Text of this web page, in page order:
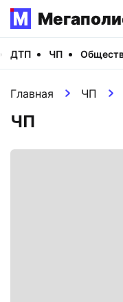
ДТП ЧП
Главная ЧП
ЧП